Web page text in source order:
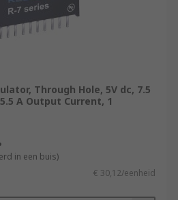
Through Hole, 5V dc, 7.5
A Output Current, 1
in een buis)
€ 30,12/eenheid